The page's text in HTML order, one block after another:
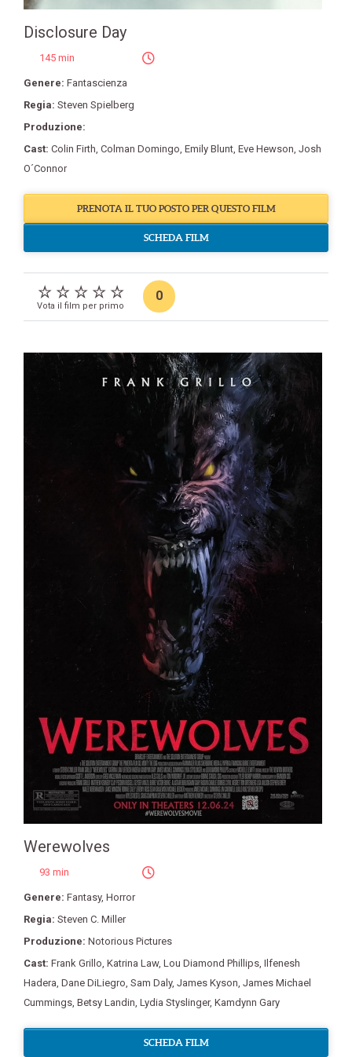
Disclosure Day
145 min
Genere: Fantascienza
Regia: Steven Spielberg
Produzione:
Cast: Colin Firth, Colman Domingo, Emily Blunt, Eve Hewson, Josh
O´Connor
PRENOTA IL TUO POSTO PER QUESTO FILM
SCHEDA FILM
Vota il film per primo
0
Werewolves
93 min
Genere: Fantasy, Horror
Regia: Steven C. Miller
Produzione: Notorious Pictures
Cast: Frank Grillo, Katrina Law, Lou Diamond Phillips, Ilfenesh
Hadera, Dane DiLiegro, Sam Daly, James Kyson, James Michael
Cummings, Betsy Landin, Lydia Styslinger, Kamdynn Gary
SCHEDA FILM